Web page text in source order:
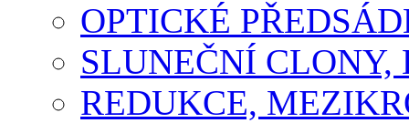
OPTICKÉ
SLUNEČNÍ
REDUKCE,